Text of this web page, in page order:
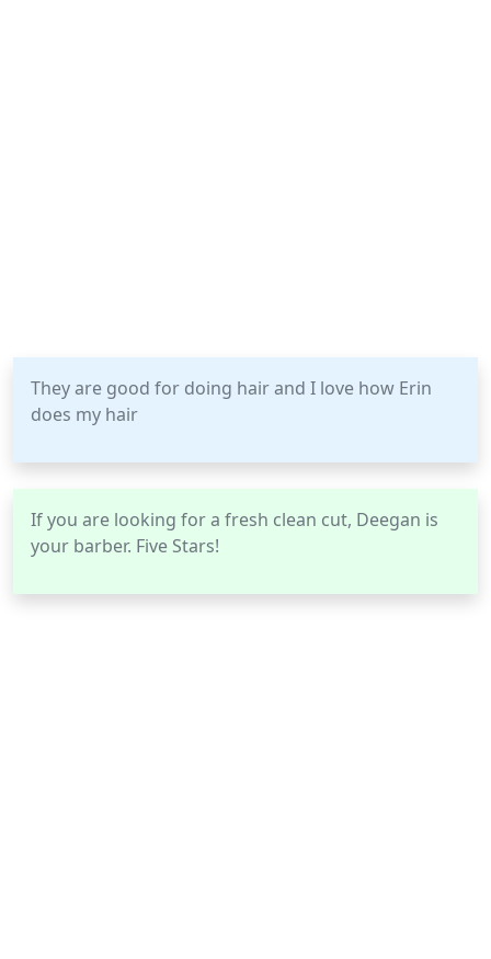
They are good for doing hair and I love how Erin
does my hair
If you are looking for a fresh clean cut, Deegan is
your barber. Five Stars!